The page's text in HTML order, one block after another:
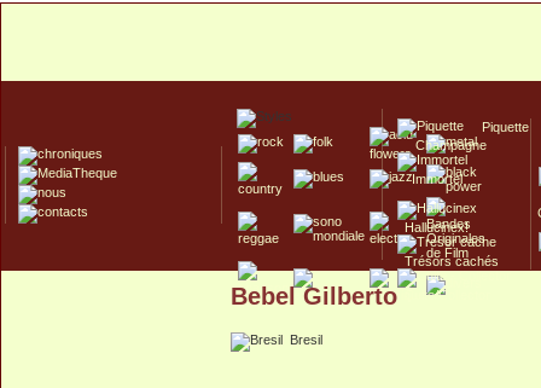
Piquette
Champagne
Immortel
Hallucinex!
Trésors cachés
Culte/Collector
Bebel Gilberto
Bresil